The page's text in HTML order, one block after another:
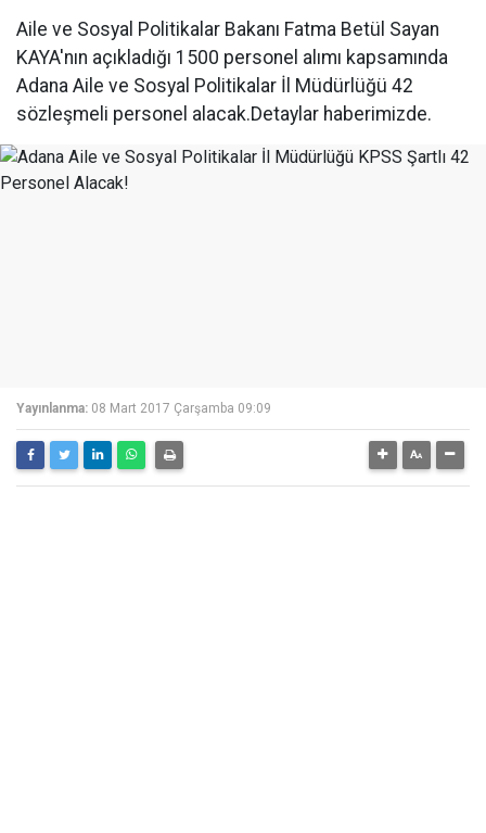
Aile ve Sosyal Politikalar Bakanı Fatma Betül Sayan
KAYA'nın açıkladığı 1500 personel alımı kapsamında
Adana Aile ve Sosyal Politikalar İl Müdürlüğü 42
sözleşmeli personel alacak.Detaylar haberimizde.
Yayınlanma: 08 Mart 2017 Çarşamba 09:09